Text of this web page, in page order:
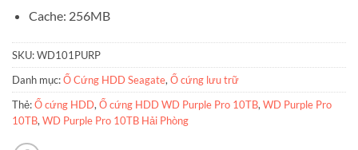
Cache: 256MB
SKU:WD101PURP
Danh mục:Ổ Cứng HDD Seagate, Ổ cứng lưu trữ
Thẻ:Ổ cứng HDD, Ổ cứng HDD WD Purple Pro 10TB, WD Purple Pro
10TB, WD Purple Pro 10TB Hải Phòng